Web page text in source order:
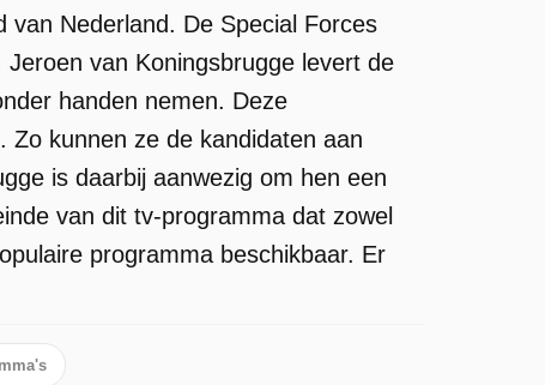
van Nederland. De Special Forces
van Koningsbrugge levert de
handen nemen. Deze
Zo kunnen ze de kandidaten aan
is daarbij aanwezig om hen een
van dit tv-programma dat zowel
programma beschikbaar. Er